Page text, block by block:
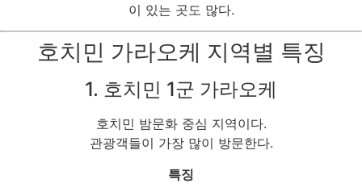
이 있는 곳도 많다.
호치민 가라오케 지역별 특징
1. 호치민 1군 가라오케
호치민 밤문화 중심 지역이다.
관광객들이 가장 많이 방문한다.
특징